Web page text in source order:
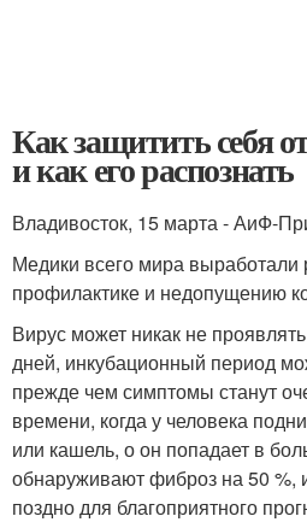
Как защитить себя
и как его распознать
Владивосток, 15 марта - АиФ-
Медики всего мира выработали
профилактике и недопущению
Вирус может никак не
дней, инкубационный период
прежде чем симптомы станут
времени, когда у человека
или кашель, о он попадает в
обнаруживают фиброз на 50 %,
поздно для благоприятного